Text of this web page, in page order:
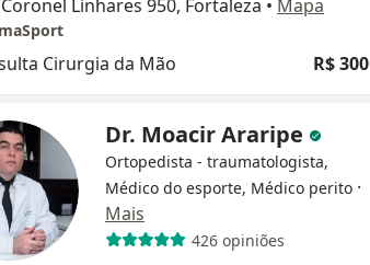
Linhares 950, Fortaleza • Mapa
Cirurgia da Mão R$ 300
Dr. Moacir Araripe
Ortopedista - traumatologista,
Médico do esporte, Médico perito ·
Mais
426 opiniões